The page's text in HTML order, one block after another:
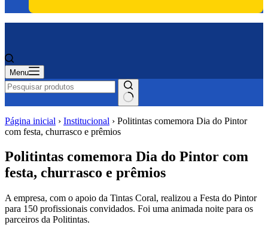
Menu
Página inicial › Institucional › Politintas comemora Dia do Pintor
com festa, churrasco e prêmios
Politintas comemora Dia do Pintor com
festa, churrasco e prêmios
A empresa, com o apoio da Tintas Coral, realizou a Festa do Pintor
para 150 profissionais convidados. Foi uma animada noite para os
parceiros da Politintas.